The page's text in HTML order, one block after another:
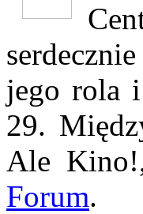
jego rola
29.
Ale
Forum.